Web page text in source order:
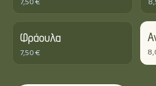
Φράουλα
7,50 €